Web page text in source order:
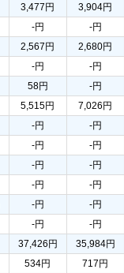
3,477円 3,904円
-円 -円
2,567円 2,680円
-円 -円
58円 -円
5,515円 7,026円
-円 -円
-円 -円
-円 -円
-円 -円
-円 -円
-円 -円
37,426円 35,984円
534円 717円